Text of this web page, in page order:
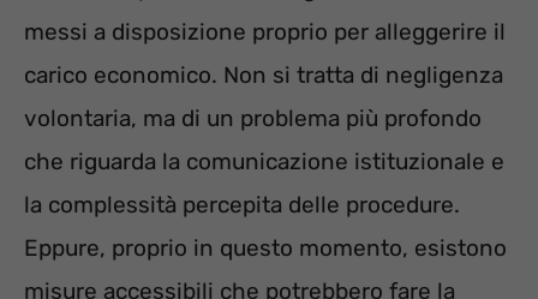
messi a disposizione proprio per alleggerire il
carico economico. Non si tratta di negligenza
volontaria, ma di un problema più profondo
che riguarda la comunicazione istituzionale e
la complessità percepita delle procedure.
Eppure, proprio in questo momento, esistono
misure accessibili che potrebbero fare la